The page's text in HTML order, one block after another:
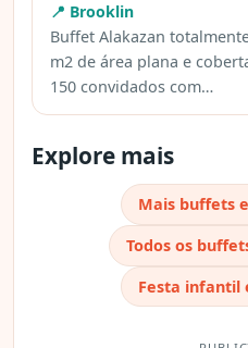
📍 Brooklin
Buffet Alakazan
m2 de área plana e
150 convidados com…
Explore mais
Mais buffets
Todos os
Festa infantil